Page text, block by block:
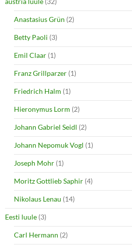
) w
)
Anastasius Grün (2)
Betty Paoli (3)
Emil Claar (1)
Franz Grillparzer (1)
Friedrich Halm (1)
Hieronymus Lorm (2)
Johann Gabriel Seidl (2)
Johann Nepomuk Vogl (1)
Joseph Mohr (1)
Moritz Gottlieb Saphir (4)
Nikolaus Lenau (14)
Eesti luule (3)
Carl Hermann (2)